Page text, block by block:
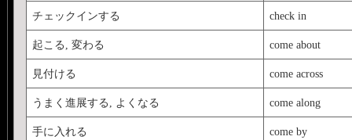
チェックインする check in
起こる, 変わる come about
見付ける come across
うまく進展する, よくなる come along
手に入れる come by